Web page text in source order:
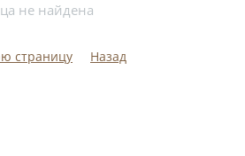
не найдена
страницу Назад